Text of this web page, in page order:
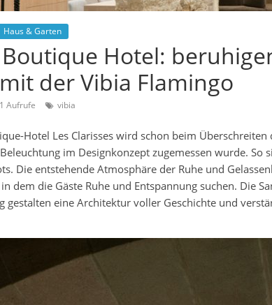
Haus & Garten
Boutique Hotel:
der Vibia Flamingo
Aufrufe vibia
Hotel Les Clarisses wird schon beim Überschreiten
im Designkonzept zugemessen wurde. So
Die entstehende Atmosphäre der Ruhe und
dem die Gäste Ruhe und Entspannung suchen. Die
gestalten eine Architektur voller Geschichte und